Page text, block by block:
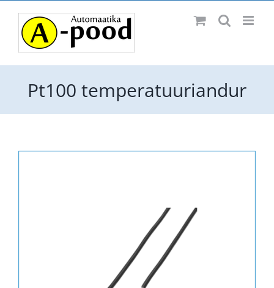
content
Pt100 temperatuuriandur